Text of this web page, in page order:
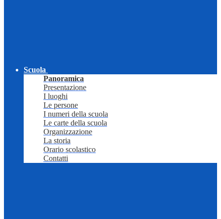
Scuola
Panoramica
Presentazione
I luoghi
Le persone
I numeri della scuola
Le carte della scuola
Organizzazione
La storia
Orario scolastico
Contatti